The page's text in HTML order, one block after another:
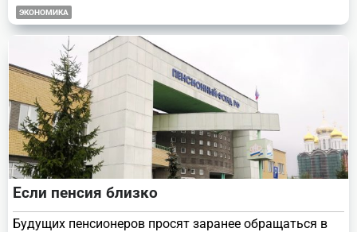
ЭКОНОМИКА
Если пенсия близко
Будущих пенсионеров просят заранее обращаться в